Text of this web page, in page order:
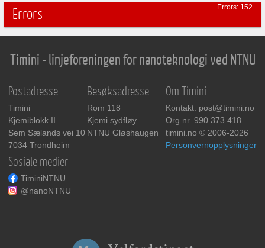
Errors: 152
Errors
Timini - linjeforeningen for nanoteknologi ved NTNU
Postadresse
Timini
Kjemiblokk II
Sem Sælands vei 10
7034 Trondheim
Besøksadresse
Rom 118
Kjemi sydfløy
NTNU Gløshaugen
Om Timini
Kontakt: post@timini.no
Org.nr. 990 373 418
timini.no © 2006-2026
Personvernopplysninger
Sosiale medier
TiminiNTNU
@nanoNTNU